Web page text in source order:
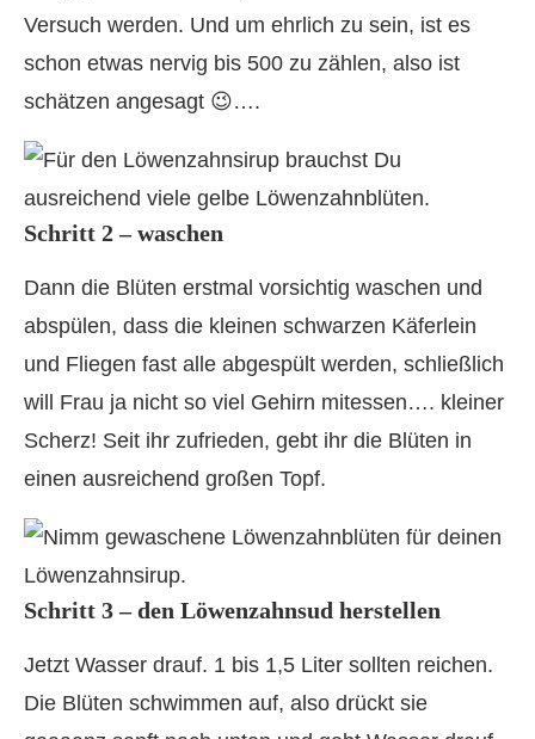
Versuch werden. Und um ehrlich zu sein, ist es
schon etwas nervig bis 500 zu zählen, also ist
schätzen angesagt 😉….
Schritt 2 – waschen
Dann die Blüten erstmal vorsichtig waschen und
abspülen, dass die kleinen schwarzen Käferlein
und Fliegen fast alle abgespült werden, schließlich
will Frau ja nicht so viel Gehirn mitessen…. kleiner
Scherz! Seit ihr zufrieden, gebt ihr die Blüten in
einen ausreichend großen Topf.
Schritt 3 – den Löwenzahnsud herstellen
Jetzt Wasser drauf. 1 bis 1,5 Liter sollten reichen.
Die Blüten schwimmen auf, also drückt sie